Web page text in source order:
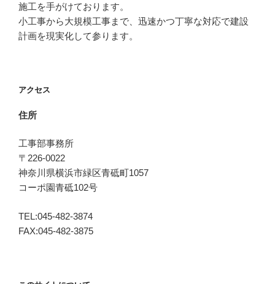
施工を手がけております。
小工事から大規模工事まで、迅速かつ丁寧な対応で建設
計画を現実化して参ります。
アクセス
住所
工事部事務所
〒226-0022
神奈川県横浜市緑区青砥町1057
コーポ園青砥102号
TEL:045-482-3874
FAX:045-482-3875